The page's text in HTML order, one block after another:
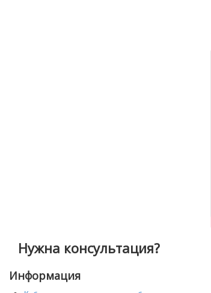
Нужна консультация?
Информация